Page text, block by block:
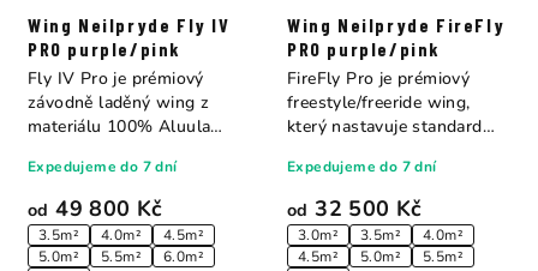
Wing Neilpryde Fly IV
PRO purple/pink
od 49 800 Kč
3.5m² 4.0m²
4.5m²
5.0m²
5.5m²
6.0m²
Expedujeme do 7 dní
Fly IV Pro je prémiový
závodně laděný wing z
materiálu 100% Aluula
Wing Neilpryde FireFly
PRO purple/pink
od 32 500 Kč
3.0m² 3.5m²
4.0m²
4.5m²
5.0m²
5.5m²
Expedujeme do 7 dní
FireFly Pro je prémiový
freestyle/freeride wing,
který nastavuje standard